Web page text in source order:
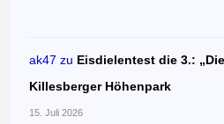
ak47 zu Eisdielentest die 3.:
Killesberger Höhenpark
15. Juli 2026